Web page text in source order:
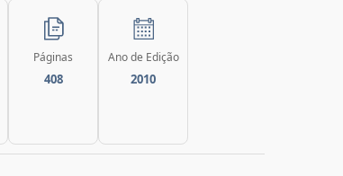
Páginas
408
Ano de Edição
2010